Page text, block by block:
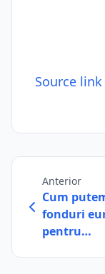
Source link
Anterior
Cum
fonduri
pentru…